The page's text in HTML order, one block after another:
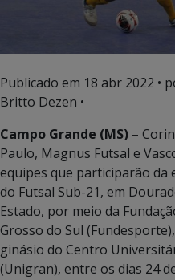
Publicado em 18 abr 2022 •
Britto Dezen •
Campo Grande (MS) –
Paulo, Magnus Futsal e
equipes que participarão da
do Futsal Sub-21, em
Estado, por meio da
Grosso do Sul
ginásio do Centro
(Unigran), entre os dias 24